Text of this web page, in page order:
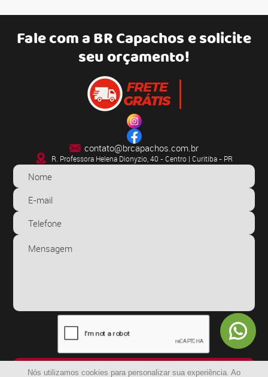
Nós utilizamos cookies para personalizar sua experiência. Ao
Fale com aBR Capachose solicite
seu orçamento!
contato@brcapachos.com.br
R. Professora Helena Dionyzio, 40 - Centro | Curitiba - PR
ENVIAR